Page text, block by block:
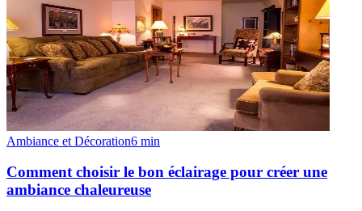
Ambiance et Décoration6 min
Comment choisir le bon éclairage pour créer une
ambiance chaleureuse